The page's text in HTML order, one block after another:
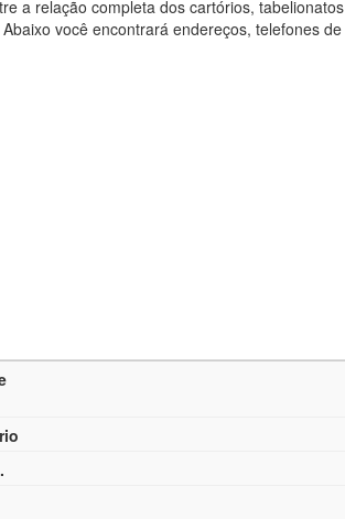
a relação completa dos cartórios,
Abaixo você encontrará endereços, telefones